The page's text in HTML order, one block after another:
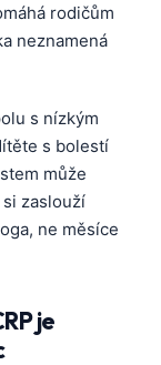
rodičům
neznamená
s nízkým
s bolestí
může
zaslouží
ne měsíce
je